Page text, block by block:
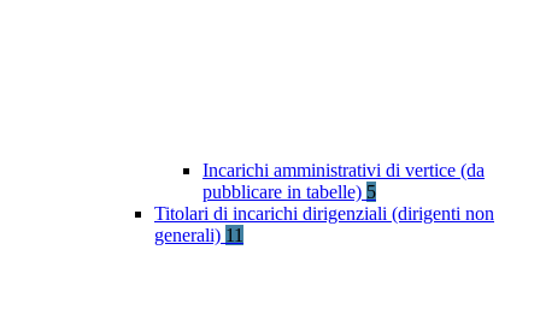
Incarichi amministrativi di vertice (da
pubblicare in tabelle) 5
Titolari di incarichi dirigenziali (dirigenti non
generali) 11